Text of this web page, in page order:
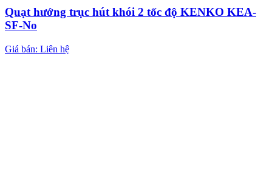
Quạt hướng trục hút khói 2 tốc độ KENKO KEA-
SF-No
Giá bán: Liên hệ